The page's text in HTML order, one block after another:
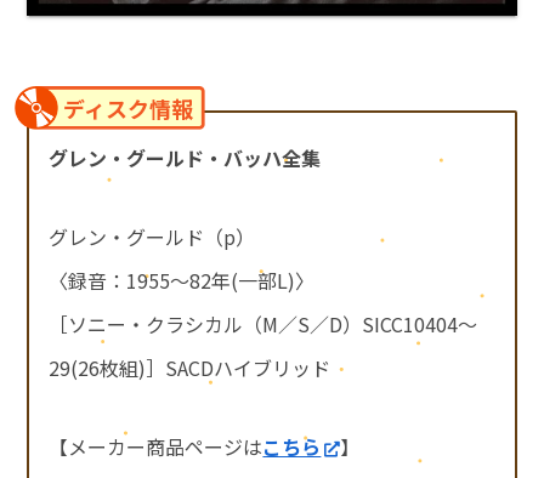
ディスク情報
グレン・グールド・バッハ全集
グレン・グールド（p）
〈録音：1955～82年(一部L)〉
［ソニー・クラシカル（M／S／D）SICC10404～
29(26枚組)］SACDハイブリッド
【メーカー商品ページはこちら 】